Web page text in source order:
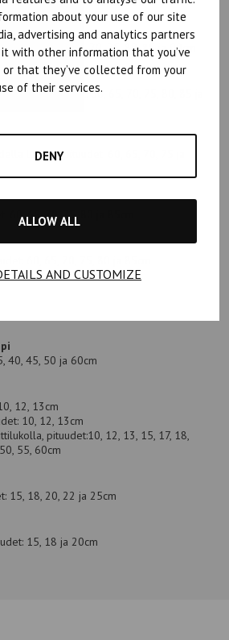
about your use of our site
advertising and analytics partners
it with other information that you’ve
that they’ve collected from your
of their services.
DENY
ALLOW ALL
AND CUSTOMIZE
50, 55, 60, 65, 70, 75, 80, 85 ja 90cm
lukolla, pituudet: 60, 65, 70, 75, 80, 85 ja
lukolla, pituudet: 60, 65, 70, 75 ja
60, 65, 70, 75, 80 ja 85cm
40, 45, 50 ja 60cm
12, 13cm
10, 12, 13cm
pituudet:10, 12, 13, 15, 17, 18,
55, 60cm
15, 18, 20, 22 ja 25cm
15, 18 ja 20cm